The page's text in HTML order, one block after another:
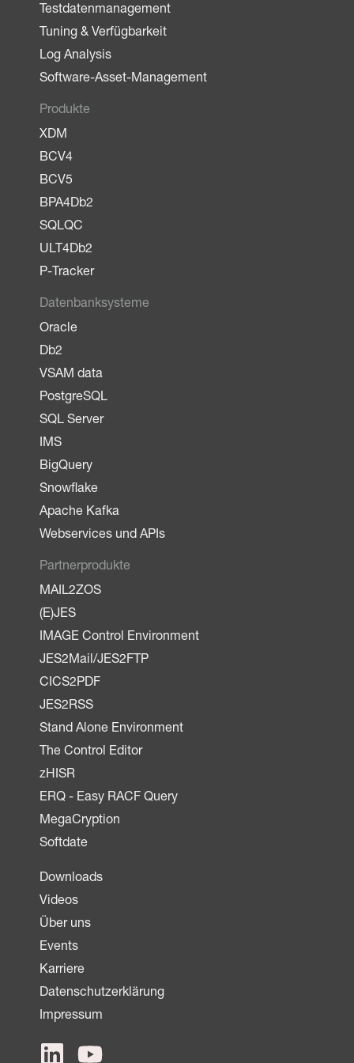
Testdatenmanagement
Tuning & Verfügbarkeit
Log Analysis
Software-Asset-Management
Produkte
XDM
BCV4
BCV5
BPA4Db2
SQLQC
ULT4Db2
P-Tracker
Datenbanksysteme
Oracle
Db2
VSAM data
PostgreSQL
SQL Server
IMS
BigQuery
Snowflake
Apache Kafka
Webservices und APIs
Partnerprodukte
MAIL2ZOS
(E)JES
IMAGE Control Environment
JES2Mail/JES2FTP
CICS2PDF
JES2RSS
Stand Alone Environment
The Control Editor
zHISR
ERQ - Easy RACF Query
MegaCryption
Softdate
Downloads
Videos
Über uns
Events
Karriere
Datenschutzerklärung
Impressum